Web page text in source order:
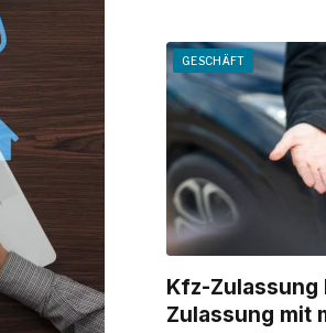
GESCHÄFT
Kfz-Zulassung
Zulassung mit